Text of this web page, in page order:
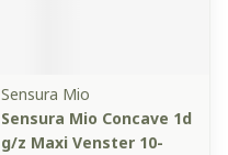
Sensura Mio
Sensura Mio Concave 1d
g/z Maxi Venster 10-